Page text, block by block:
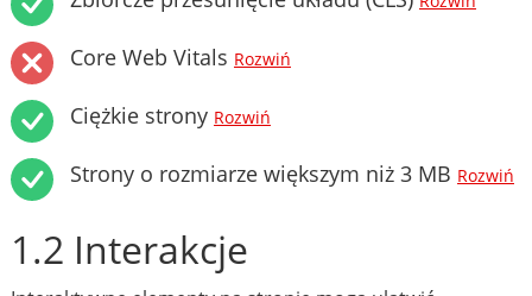
Core Web Vitals Rozwiń
Ciężkie strony Rozwiń
Strony o rozmiarze większym niż 3 MB Rozwiń
1.2 Interakcje